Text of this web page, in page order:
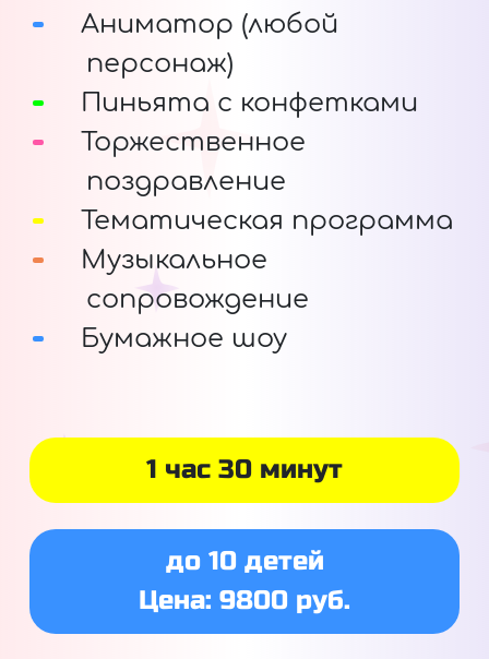
Аниматор (любой
персонаж)
Пиньята с конфетками
Торжественное
поздравление
Тематическая программа
Музыкальное
сопровождение
Бумажное шоу
1 час 30 минут
до 10 детей
Цена: 9800 руб.